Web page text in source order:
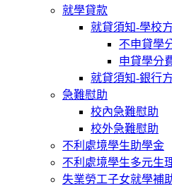
就學貸款
就貸須知-學校
不申貸學
申貸學分
就貸須知-銀行
急難慰助
校內急難慰助
校外急難慰助
不利處境學生助學金
不利處境學生多元生
失業勞工子女就學補